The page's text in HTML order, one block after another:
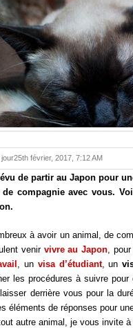
février, 2017, 7:12 AM
de partir au Japon pour
compagnie avec vous.
à avoir un animal, de
venir vivre au Japon,
, un visa d’étudiant, un
les procédures à suivre
derrière vous pour la
éléments de réponses pour
autre animal, je vous invite